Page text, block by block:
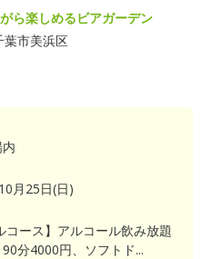
ら楽しめるビアガーデン
葉市美浜区
月25日(日)
コース】アルコール飲み放題
分4000円、ソフトド...